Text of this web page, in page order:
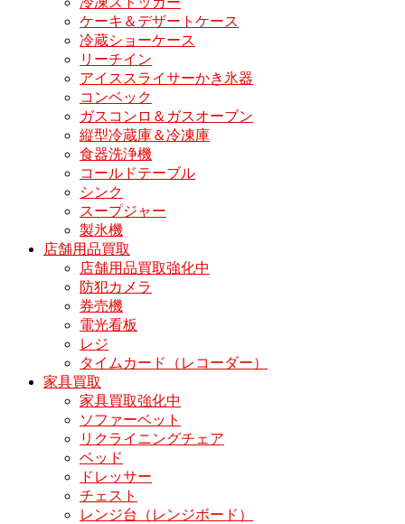
ケーキ＆デザートケース
冷蔵ショーケース
リーチイン
アイススライサーかき氷器
コンベック
ガスコンロ＆ガスオーブン
縦型冷蔵庫＆冷凍庫
食器洗浄機
コールドテーブル
シンク
スープジャー
製氷機
店舗用品買取
店舗用品買取強化中
防犯カメラ
券売機
電光看板
レジ
タイムカード（レコーダー）
家具買取
家具買取強化中
ソファーベット
リクライニングチェア
ベッド
ドレッサー
チェスト
レンジ台（レンジボード）